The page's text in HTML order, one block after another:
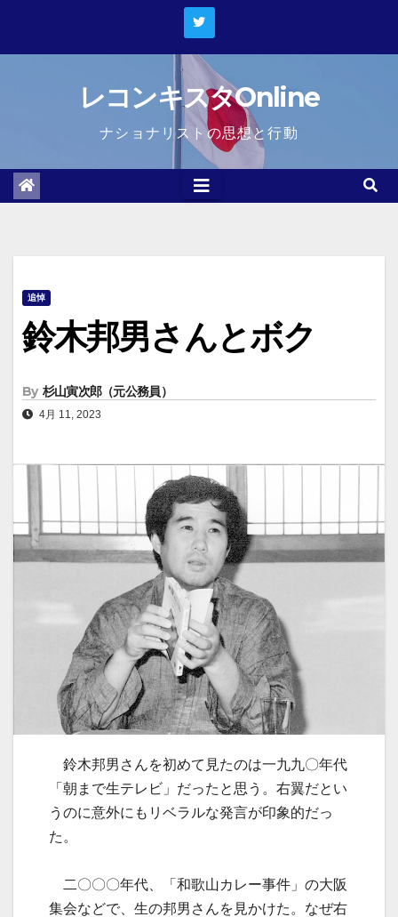
レコンキスタOnline
ナショナリストの思想と行動
追悼
鈴木邦男さんとボク
By 杉山寅次郎（元公務員）
4月 11, 2023
鈴木邦男さんを初めて見たのは一九九〇年代
「朝まで生テレビ」だったと思う。右翼だとい
うのに意外にもリベラルな発言が印象的だっ
た。
二〇〇〇年代、「和歌山カレー事件」の大阪
集会などで、生の邦男さんを見かけた。なぜ右